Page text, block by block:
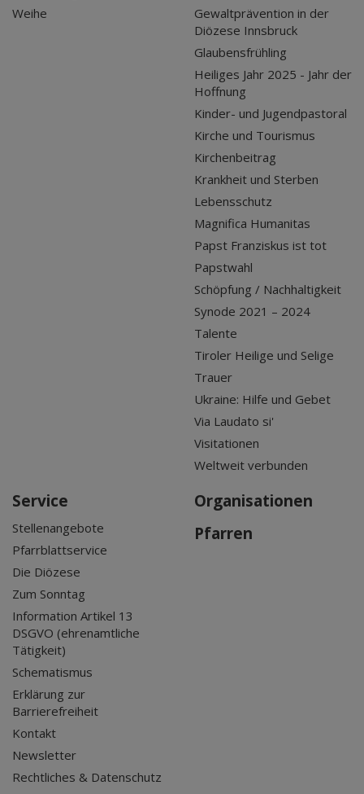
Weihe
Gewaltprävention in der
Diözese Innsbruck
Glaubensfrühling
Heiliges Jahr 2025 - Jahr der
Hoffnung
Kinder- und Jugendpastoral
Kirche und Tourismus
Kirchenbeitrag
Krankheit und Sterben
Lebensschutz
Magnifica Humanitas
Papst Franziskus ist tot
Papstwahl
Schöpfung / Nachhaltigkeit
Synode 2021 – 2024
Talente
Tiroler Heilige und Selige
Trauer
Ukraine: Hilfe und Gebet
Via Laudato si'
Visitationen
Weltweit verbunden
Service
Stellenangebote
Pfarrblattservice
Die Diözese
Zum Sonntag
Information Artikel 13
DSGVO (ehrenamtliche
Tätigkeit)
Schematismus
Erklärung zur
Barrierefreiheit
Kontakt
Newsletter
Rechtliches & Datenschutz
Organisationen
Pfarren